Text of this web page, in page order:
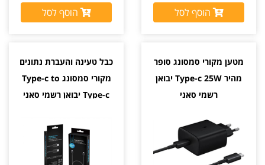
הוסף לסל הוסף לסל
מטען מקורי סמסונג סופר
מהיר Type-c 25W יבואן
רשמי סאני
כבל טעינה והעברת נתונים
מקורי סמסונג Type-c to
Type-c יבואן רשמי סאני